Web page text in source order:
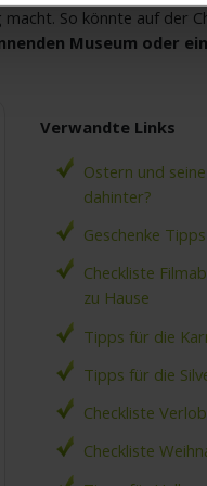
So könnte auf der
Museum oder
Verwandte Links
Ostern und
dahinter?
Geschenke
Checkliste
zu Hause
Tipps für die
Tipps für die
Checkliste
Checkliste